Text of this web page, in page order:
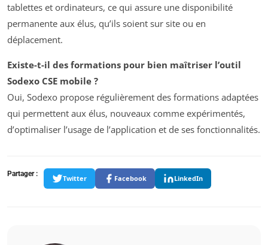
tablettes et ordinateurs, ce qui assure une disponibilité
permanente aux élus, qu’ils soient sur site ou en
déplacement.
Existe-t-il des formations pour bien maîtriser l’outil
Sodexo CSE mobile ?
Oui, Sodexo propose régulièrement des formations adaptées
qui permettent aux élus, nouveaux comme expérimentés,
d’optimaliser l’usage de l’application et de ses fonctionnalités.
Partager : Twitter Facebook LinkedIn